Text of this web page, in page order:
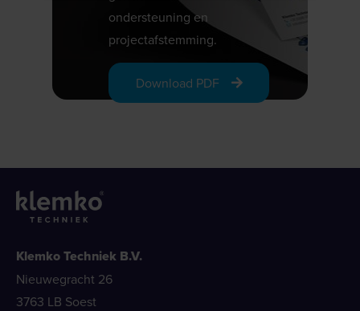
ondersteuning en
projectafstemming.
Download PDF
Klemko Techniek B.V.
Nieuwegracht 26
3763 LB Soest